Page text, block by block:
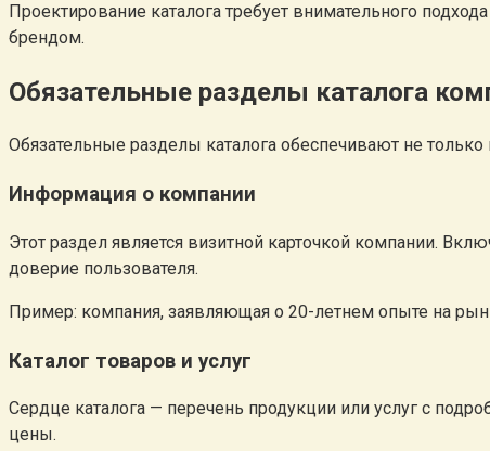
Проектирование каталога требует внимательного
брендом.
Обязательные разделы каталога
Обязательные разделы каталога обеспечивают не
Информация о компании
Этот раздел является визитной карточкой компании.
доверие пользователя.
Пример: компания, заявляющая о 20-летнем опыте на
Каталог товаров и услуг
Сердце каталога — перечень продукции или услуг с
цены.